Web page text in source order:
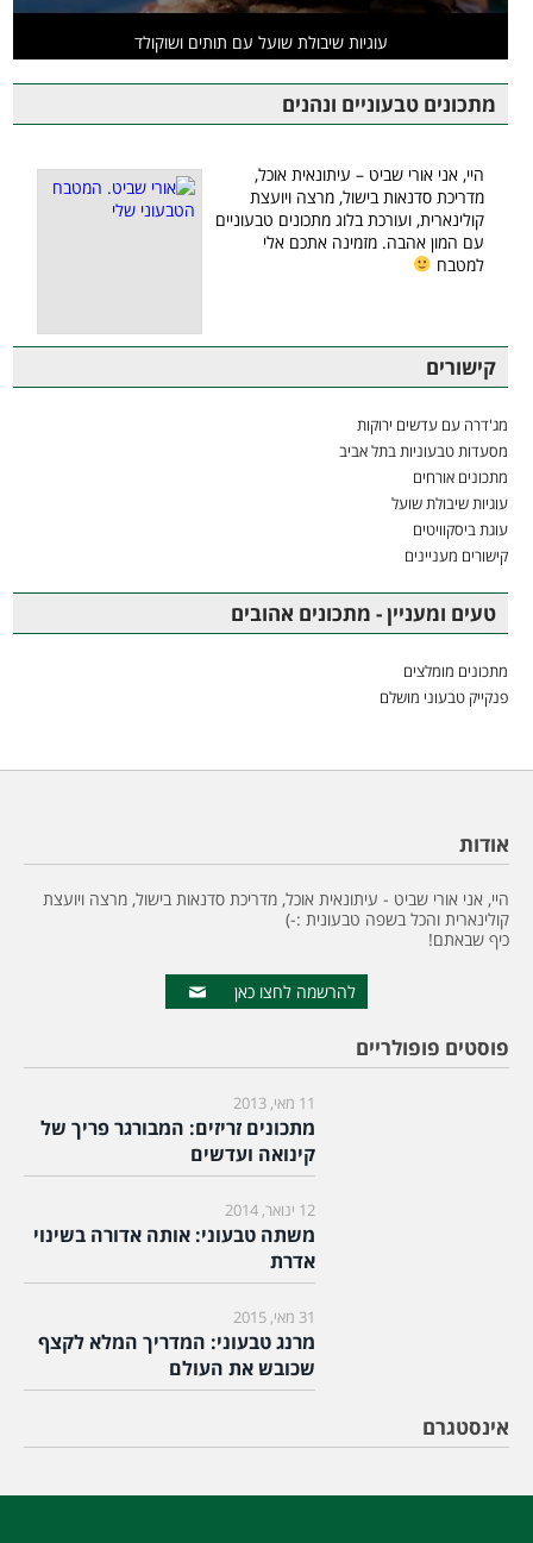
עוגיות שיבולת שועל עם תותים ושוקולד
מתכונים טבעוניים ונהנים
היי, אני אורי שביט – עיתונאית אוכל,
מדריכת סדנאות בישול, מרצה ויועצת
קולינארית, ועורכת בלוג מתכונים טבעוניים
עם המון אהבה. מזמינה אתכם אלי
למטבח
קישורים
מג'דרה עם עדשים ירוקות
מסעדות טבעוניות בתל אביב
מתכונים אורחים
עוגיות שיבולת שועל
עוגת ביסקוויטים
קישורים מעניינים
טעים ומעניין - מתכונים אהובים
מתכונים מומלצים
פנקייק טבעוני מושלם
אודות
היי, אני אורי שביט - עיתונאית אוכל, מדריכת סדנאות בישול, מרצה ויועצת
קולינארית והכל בשפה טבעונית :-)
כיף שבאתם!
להרשמה לחצו כאן
פוסטים פופולריים
11 מאי, 2013
מתכונים זריזים: המבורגר פריך של
קינואה ועדשים
12 ינואר, 2014
משתה טבעוני: אותה אדורה בשינוי
אדרת
31 מאי, 2015
מרנג טבעוני: המדריך המלא לקצף
שכובש את העולם
אינסטגרם